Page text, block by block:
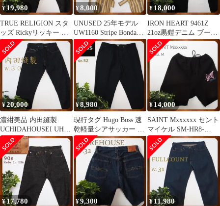
¥19,980
TRUE RELIGION スタ
ッズ Rickyリッキー 先
染めブラック Y2K
¥8,000
UNUSED 25年モデル
UW1160 Stripe Bondage
Pant
¥ 18,000
IRON HEART 9461Z
21oz黒鎧デニム ブーツ
カット W33
¥20,000
濃紺美品 内田縫製
UCHIDAHOUSEI UHB-
015 450 レインボウ
¥8,980
現行タグ Hugo Boss 速
乾軽量シアサッカー P-
Genius-WG 52
¥ 14,000
SAINT Mxxxxxx セント
マイケル SM-HR8-
0000-059
¥17,780 ¥9,300 ¥11,980